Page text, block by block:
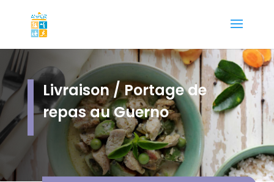
Livraison / Portage de
repas au Guerno